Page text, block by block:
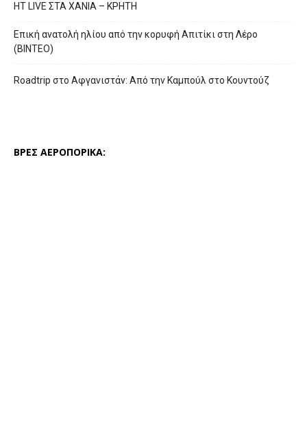
HT LIVE ΣΤΑ ΧΑΝΙΑ – ΚΡΗΤΗ
Επική ανατολή ηλίου από την κορυφή Απιτίκι στη Λέρο
(ΒΙΝΤΕΟ)
Roadtrip στο Αφγανιστάν: Από την Καμπούλ στο Κουντούζ
ΒΡΕΣ ΑΕΡΟΠΟΡΙΚΑ: